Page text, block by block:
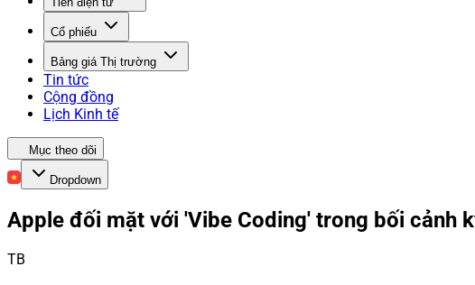
Cổ phiếu
Bảng giá Thị trường
Tin tức
Cộng đồng
Lịch Kinh tế
Mục theo dõi
Dropdown
Apple đối mặt với 'Vibe Coding' trong bối cảnh
TB